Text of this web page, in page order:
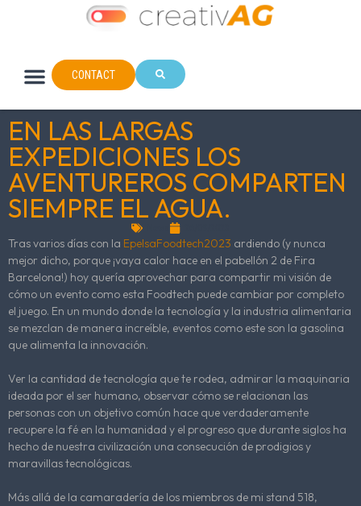
CONTACT
EN LAS LARGAS
EXPEDICIONES LOS
AVENTUREROS COMPARTEN
SIEMPRE EL AGUA.
Tras varios días con la EpelsaFoodtech2023 ardiendo (y nunca
mejor dicho, porque ¡vaya calor hace en el pabellón 2 de Fira
Barcelona!) hoy quería aprovechar para compartir mi visión de
cómo un evento como esta Foodtech puede cambiar por completo
el juego. En un mundo donde la tecnología y la industria alimentaria
se mezclan de manera increíble, eventos como este son la gasolina
que alimenta la innovación.
Ver la cantidad de tecnología que te rodea, admirar la maquinaria
ideada por el ser humano, observar cómo se relacionan las
personas con un objetivo común hace que verdaderamente
recupere la fé en la humanidad y el progreso que durante siglos ha
hecho de nuestra civilización una consecución de prodigios y
maravillas tecnológicas.
Más allá de la camaradería de los miembros de mi stand 518,